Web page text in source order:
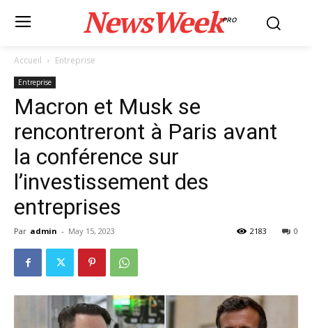
NewsWeekPRO
Accueil Entreprise
Entreprise
Macron et Musk se
rencontreront à Paris avant
la conférence sur
l’investissement des
entreprises
Par admin - May 15, 2023 0
2183